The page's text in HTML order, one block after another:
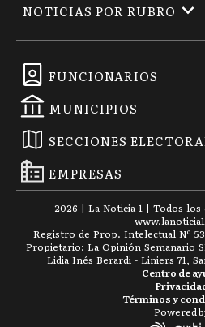
FUNCIONARIOS
MUNICIPIOS
SECCIONES
EMPRESAS
NOTICIAS POR RUBRO
2026 | La Noticia 1 | Todos los
www.
Registro de Prop. Intelectual Nº
Propietario: La Opinión Semanario
Lidia Inés Berardi - Liniers 71,
Términos y
Centro de
Powered